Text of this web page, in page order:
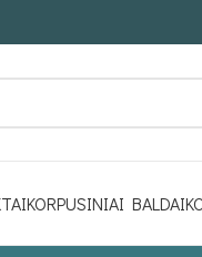
KORPUSINIAI BALDAI